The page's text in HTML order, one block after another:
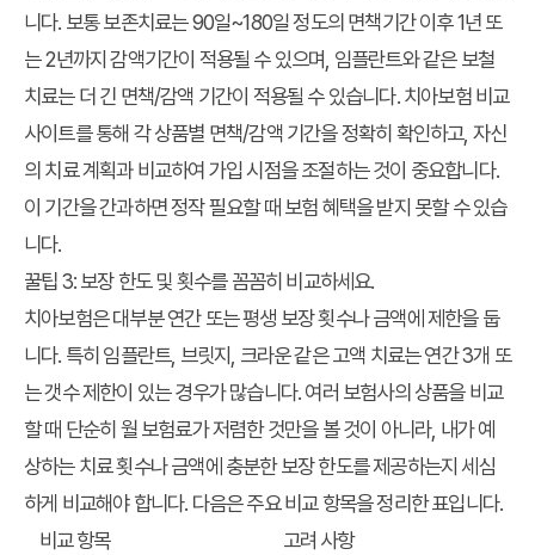
니다. 보통 보존치료는 90일~180일 정도의 면책기간 이후 1년 또
는 2년까지 감액기간이 적용될 수 있으며, 임플란트와 같은 보철
치료는 더 긴 면책/감액 기간이 적용될 수 있습니다.치아보험 비교
사이트를 통해 각 상품별 면책/감액 기간을 정확히 확인하고, 자신
의 치료 계획과 비교하여 가입 시점을 조절하는 것이 중요합니다.
이 기간을 간과하면 정작 필요할 때 보험 혜택을 받지 못할 수 있습
니다.
꿀팁 3: 보장 한도 및 횟수를 꼼꼼히 비교하세요.
치아보험은 대부분 연간 또는 평생 보장 횟수나 금액에 제한을 둡
니다. 특히 임플란트, 브릿지, 크라운 같은 고액 치료는 연간 3개 또
는 갯수 제한이 있는 경우가 많습니다. 여러 보험사의 상품을 비교
할 때 단순히 월 보험료가 저렴한 것만을 볼 것이 아니라, 내가 예
상하는 치료 횟수나 금액에 충분한 보장 한도를 제공하는지 세심
하게 비교해야 합니다. 다음은 주요 비교 항목을 정리한 표입니다.
비교 항목
고려 사항